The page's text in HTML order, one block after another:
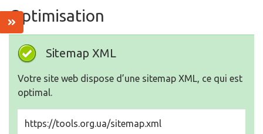
Optimisation
Sitemap XML
Votre site web dispose d’une sitemap XML, ce qui est
optimal.
https://tools.org.ua/sitemap.xml